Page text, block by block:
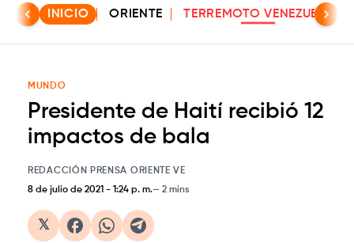
INICIO ORIENTE TERREMOTO VENEZUELA
MUNDO
Presidente de Haití recibió 12
impactos de bala
REDACCIÓN PRENSA ORIENTE VE
8 de julio de 2021 - 1:24 p. m. 2 mins
𝕏